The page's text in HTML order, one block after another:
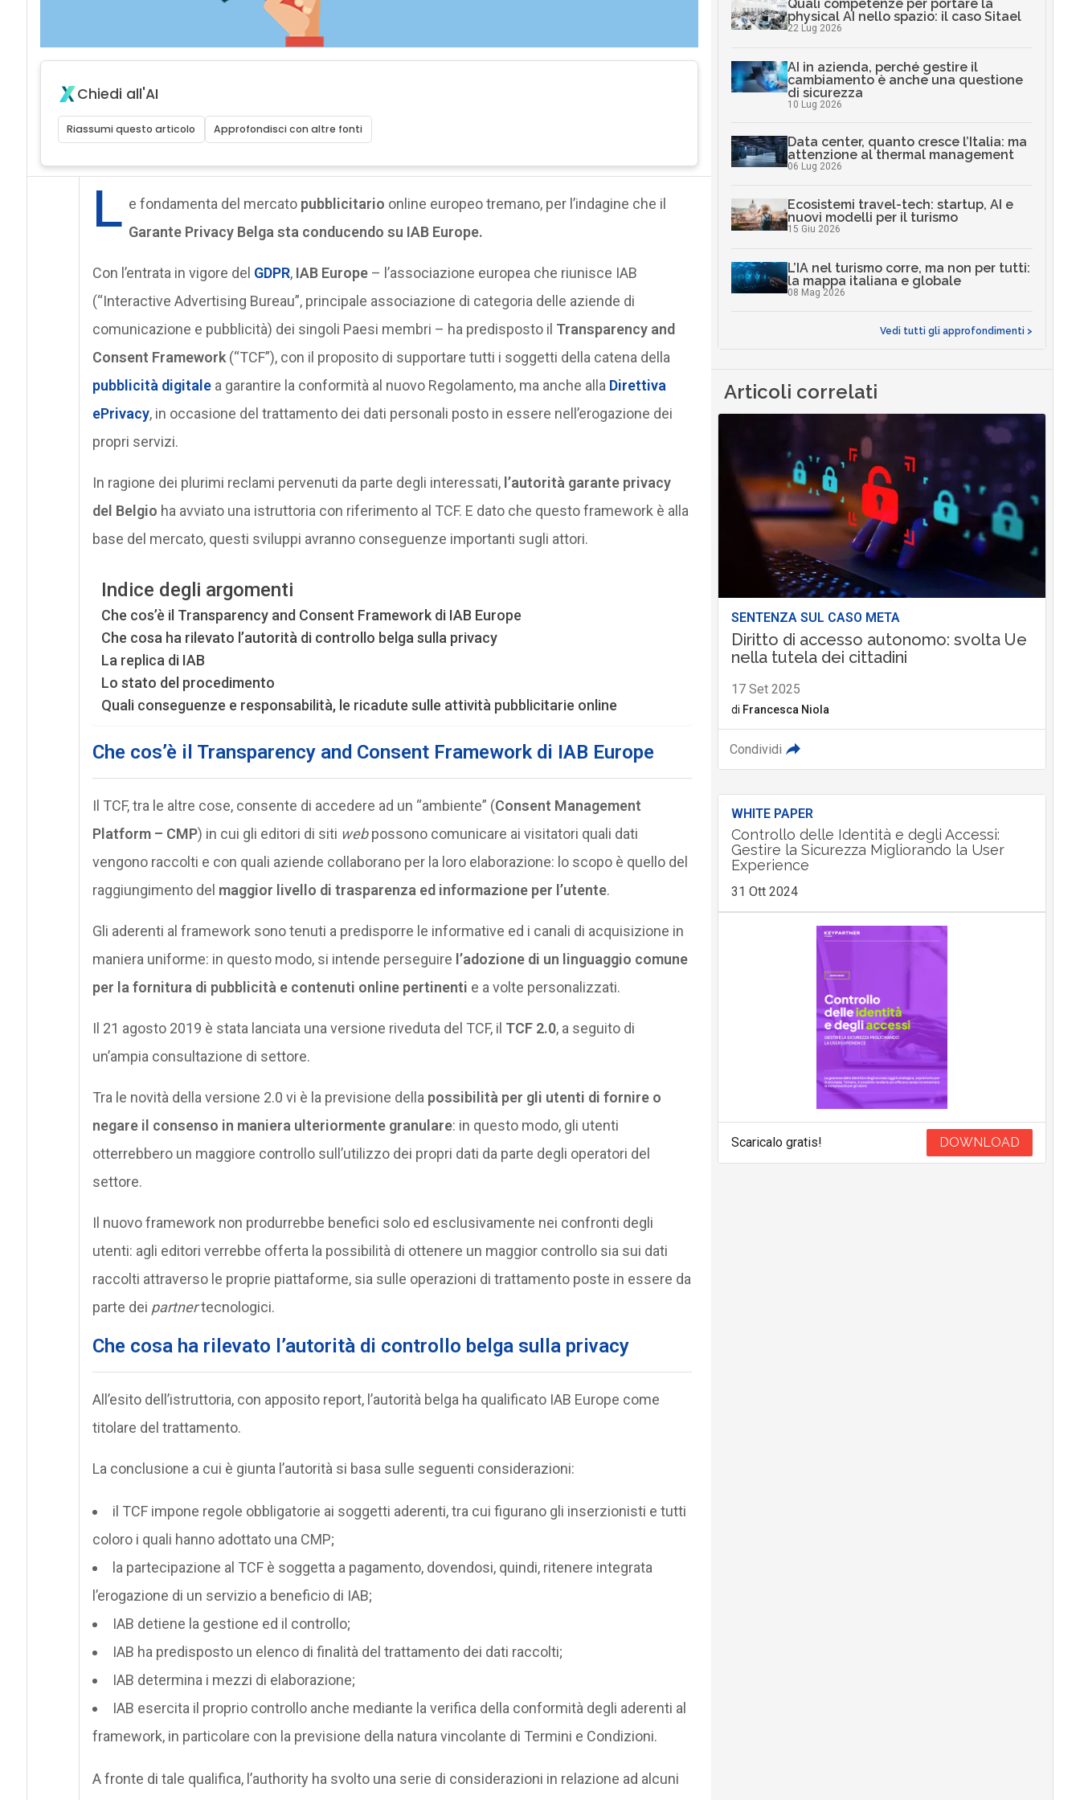
Chiedi all'AI
Riassumi questo articolo Approfondisci con altre fonti
L e fondamenta del mercato pubblicitario online europeo tremano, per l’indagine che il
Garante Privacy Belga sta conducendo su IAB Europe.
Con l’entrata in vigore del GDPR, IAB Europe– l’associazione europea che riunisce IAB
(“Interactive Advertising Bureau”, principale associazione di categoria delle aziende di
comunicazione e pubblicità) dei singoli Paesi membri – ha predisposto il Transparency and
Consent Framework (“TCF”), con il proposito di supportare tutti i soggetti della catena della
pubblicità digitale a garantire la conformità al nuovo Regolamento, ma anche alla Direttiva
ePrivacy, in occasione del trattamento dei dati personali posto in essere nell’erogazione dei
propri servizi.
In ragione dei plurimi reclami pervenuti da parte degli interessati, l’autorità garante privacy
del Belgio ha avviato una istruttoria con riferimento al TCF. E dato che questo framework è alla
base del mercato, questi sviluppi avranno conseguenze importanti sugli attori.
Indice degli argomenti
Che cos’è il Transparency and Consent Framework di IAB Europe
Che cosa ha rilevato l’autorità di controllo belga sulla privacy
La replica di IAB
Lo stato del procedimento
Quali conseguenze e responsabilità, le ricadute sulle attività pubblicitarie online
Che cos’è il Transparency and Consent Framework di IAB Europe
Il TCF, tra le altre cose, consente di accedere ad un “ambiente” (Consent Management
Platform – CMP) in cui gli editori di siti webpossono comunicare ai visitatori quali dati
vengono raccolti e con quali aziende collaborano per la loro elaborazione: lo scopo è quello del
raggiungimento del maggior livello di trasparenza ed informazione per l’utente.
Gli aderenti al framework sono tenuti a predisporre le informative ed i canali di acquisizione in
maniera uniforme: in questo modo, si intende perseguire l’adozione di un linguaggio comune
per la fornitura di pubblicità e contenuti online pertinenti e a volte personalizzati.
Il 21 agosto 2019 è stata lanciata una versione riveduta del TCF, il TCF 2.0, a seguito di
un’ampia consultazione di settore.
Tra le novità della versione 2.0 vi è la previsione della possibilità per gli utenti di fornire o
negare il consenso in maniera ulteriormente granulare: in questo modo, gli utenti
otterrebbero un maggiore controllo sull’utilizzo dei propri dati da parte degli operatori del
settore.
Il nuovo framework non produrrebbe benefici solo ed esclusivamente nei confronti degli
utenti: agli editori verrebbe offerta la possibilità di ottenere un maggior controllo sia sui dati
raccolti attraverso le proprie piattaforme, sia sulle operazioni di trattamento poste in essere da
parte dei partnertecnologici.
Che cosa ha rilevato l’autorità di controllo belga sulla privacy
All’esito dell’istruttoria, con apposito report, l’autorità belga ha qualificato IAB Europe come
titolare del trattamento.
La conclusione a cui è giunta l’autorità si basa sulle seguenti considerazioni:
il TCF impone regole obbligatorie ai soggetti aderenti, tra cui figurano gli inserzionisti e tutti
coloro i quali hanno adottato una CMP;
la partecipazione al TCF è soggetta a pagamento, dovendosi, quindi, ritenere integrata
l’erogazione di un servizio a beneficio di IAB;
IAB detiene la gestione ed il controllo;
IAB ha predisposto un elenco di finalità del trattamento dei dati raccolti;
IAB determina i mezzi di elaborazione;
IAB esercita il proprio controllo anche mediante la verifica della conformità degli aderenti al
framework, in particolare con la previsione della natura vincolante di Termini e Condizioni.
A fronte di tale qualifica, l’authority ha svolto una serie di considerazioni in relazione ad alcuni
Quali competenze per portare la
physical AI nello spazio: il caso Sitael
22 Lug 2026
AI in azienda, perché gestire il
cambiamento è anche una questione
di sicurezza
10 Lug 2026
Data center, quanto cresce l’Italia: ma
attenzione al thermal management
06 Lug 2026
Ecosistemi travel-tech: startup, AI e
nuovi modelli per il turismo
15 Giu 2026
L’IA nel turismo corre, ma non per tutti:
la mappa italiana e globale
08 Mag 2026
Vedi tutti gli approfondimenti >
Articoli correlati
SENTENZA SUL CASO META
Diritto di accesso autonomo: svolta Ue
nella tutela dei cittadini
17 Set 2025
di Francesca Niola
Condividi
WHITE PAPER
Controllo delle Identità e degli Accessi:
Gestire la Sicurezza Migliorando la User
Experience
31 Ott 2024
Scaricalo gratis! DOWNLOAD